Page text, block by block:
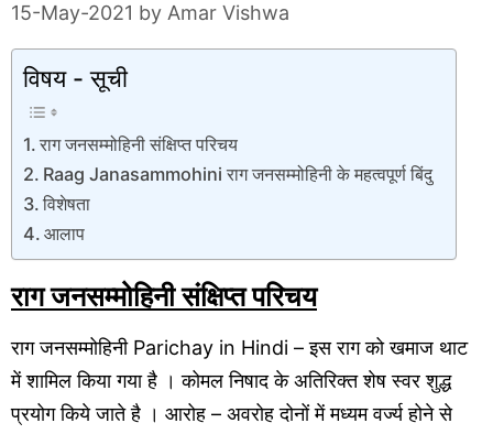
15-May-2021 by Amar Vishwa
विषय - सूची
राग जनसम्मोहिनी संक्षिप्त परिचय
Raag Janasammohini राग जनसम्मोहिनी के महत्वपूर्ण बिंदु
विशेषता
आलाप
राग जनसम्मोहिनी संक्षिप्त परिचय
राग जनसम्मोहिनी Parichay in Hindi – इस राग को खमाज थाट
में शामिल किया गया है । कोमल निषाद के अतिरिक्त शेष स्वर शुद्ध
प्रयोग किये जाते है । आरोह – अवरोह दोनों में मध्यम वर्ज्य होने से